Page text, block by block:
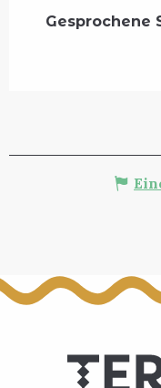
Gesprochene
Gesprochene